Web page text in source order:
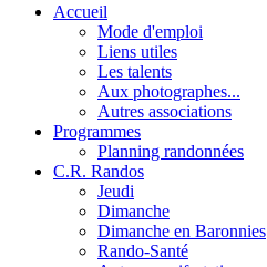
Accueil
Mode d'emploi
Liens utiles
Les talents
Aux photographes...
Autres associations
Programmes
Planning randonnées
C.R. Randos
Jeudi
Dimanche
Dimanche en Baronnies
Rando-Santé